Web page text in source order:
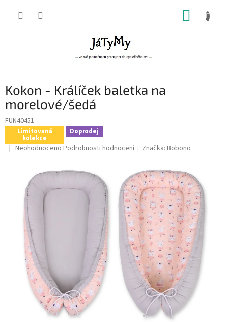
Kokon - Králíček baletka na
morelové/šedá
FUN40451
Limitovaná
kolekce
Doprodej
Průměrné
hvězdiček.
Neohodnoceno Podrobnosti hodnocení Značka:Bobono